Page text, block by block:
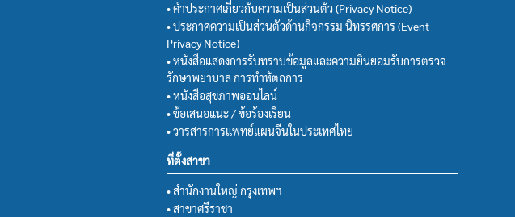
• คำประกาศเกี่ยวกับความเป็นส่วนตัว (Privacy Notice)
• ประกาศความเป็นส่วนตัวด้านกิจกรรม นิทรรศการ (Event
Privacy Notice)
• หนังสือแสดงการรับทราบข้อมูลและความยินยอมรับการตรวจ
รักษาพยาบาล การทำหัตถการ
• หนังสือสุขภาพออนไลน์
• ข้อเสนอแนะ / ข้อร้องเรียน
• วารสารการแพทย์แผนจีนในประเทศไทย
ที่ตั้งสาขา
• สำนักงานใหญ่ กรุงเทพฯ
• สาขาศรีราชา